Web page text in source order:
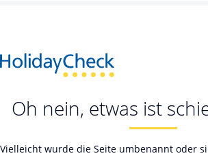
Oh nein, etwas ist
Vielleicht wurde die Seite umbenannt oder